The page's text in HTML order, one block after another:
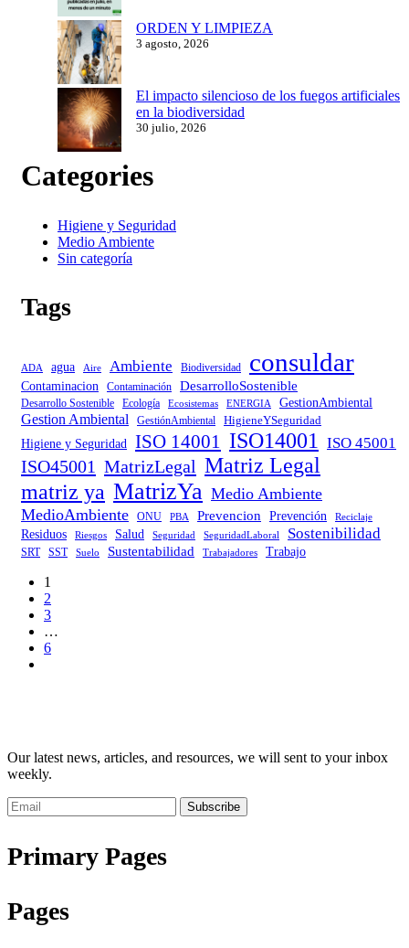
ORDEN Y LIMPIEZA
3 agosto, 2026
El impacto silencioso de los fuegos artificiales
en la biodiversidad
30 julio, 2026
Categories
Higiene y Seguridad
Medio Ambiente
Sin categoría
Tags
ADA agua Aire Ambiente Biodiversidad consuldar
Contaminacion Contaminación DesarrolloSostenible
Desarrollo Sostenible Ecología Ecosistemas ENERGIA GestionAmbiental
Gestion Ambiental GestiónAmbiental HigieneYSeguridad
Higiene y Seguridad ISO 14001 ISO14001 ISO 45001
ISO45001 MatrizLegal Matriz Legal
matriz ya MatrizYa Medio Ambiente
MedioAmbiente
ONU PBA Prevencion Prevención Reciclaje
Residuos Riesgos Salud Seguridad SeguridadLaboral Sostenibilidad
SRT SST Suelo Sustentabilidad Trabajadores Trabajo
1
2
3
…
6
Our latest news, articles, and resources, we will sent to your inbox
weekly.
Subscribe
Primary Pages
Pages